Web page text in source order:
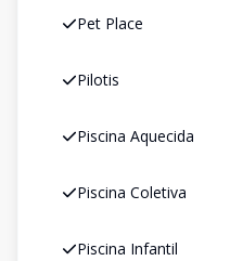
Pet Place
Pilotis
Piscina Aquecida
Piscina Coletiva
Piscina Infantil